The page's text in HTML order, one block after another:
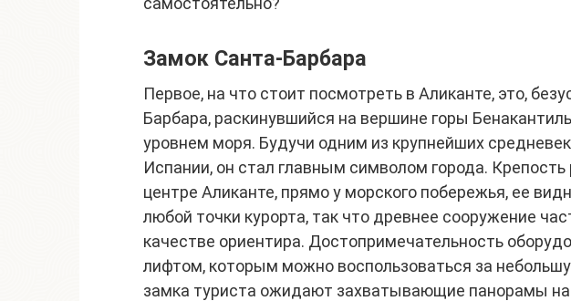
Замок Санта-Барбара
Первое, на что стоит посмотреть в Аликанте, это,
Барбара, раскинувшийся на вершине горы
уровнем моря. Будучи одним из крупнейших
Испании, он стал главным символом города.
центре Аликанте, прямо у морского побережья, ее
любой точки курорта, так что древнее сооружение
качестве ориентира. Достопримечательность
лифтом, которым можно воспользоваться за
замка туриста ожидают захватывающие панорамы на